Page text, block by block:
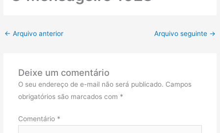
← Arquivo anterior Arquivo seguinte →
Deixe um comentário
O seu endereço de e-mail não será publicado. Campos
obrigatórios são marcados com *
Comentário *